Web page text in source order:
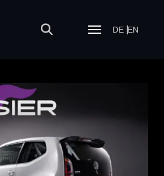
DE EN